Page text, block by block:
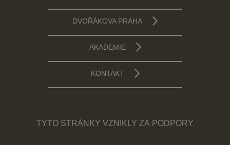
DVOŘÁKOVA PRAHA
AKADEMIE
KONTAKT
TYTO STRÁNKY VZNIKLY ZA PODPORY